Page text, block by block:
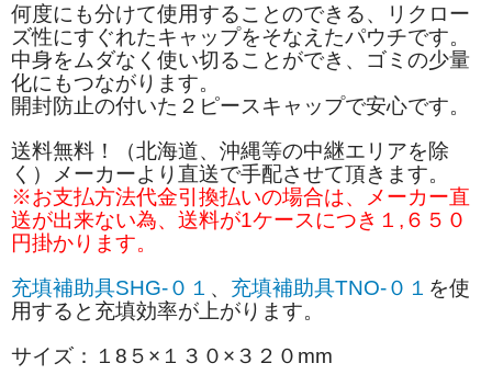
何度にも分けて使用することのできる、リクロー
ズ性にすぐれたキャップをそなえたパウチです。
中身をムダなく使い切ることができ、ゴミの少量
化にもつながります。
開封防止の付いた２ピースキャップで安心です。
送料無料！（北海道、沖縄等の中継エリアを除
く）メーカーより直送で手配させて頂きます。
※お支払方法代金引換払いの場合は、メーカー直
送が出来ない為、送料が1ケースにつき１,６５０
円掛かります。
充填補助具SHG-０１ 、 充填補助具TNO-０１ を使
用すると充填効率が上がります。
サイズ：１8５ ×１３０×３２０mm